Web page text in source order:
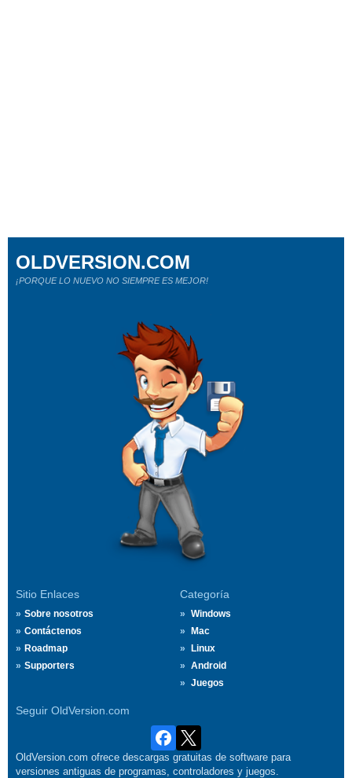
Sitio Enlaces
Sobre nosotros
Contáctenos
Roadmap
Supporters
Categoría
Windows
Mac
Linux
Android
Juegos
Seguir OldVersion.com
OLDVERSION.COM
¡PORQUE LO NUEVO NO SIEMPRE ES MEJOR!
OldVersion.com ofrece descargas gratuitas de software para
versiones antiguas de programas, controladores y juegos.